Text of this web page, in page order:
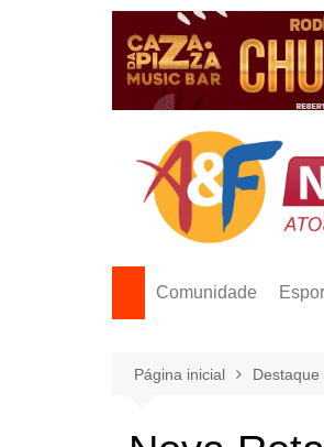
Comunidade
Página inicial Destaque